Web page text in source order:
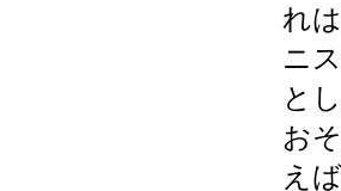
れ
ニ
と
お
え